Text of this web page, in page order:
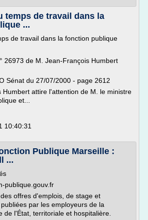
temps de travail dans la
...
de travail dans la fonction publique
26973 de M. Jean-François Humbert
Sénat du 27/07/2000 - page 2612
Humbert attire l'attention de M. le ministre
et...
10:40:31
Publique Marseille :
...
publique.gouv.fr
offres d'emplois, de stage et
par les employeurs de la
de l'État, territoriale et hospitalière.